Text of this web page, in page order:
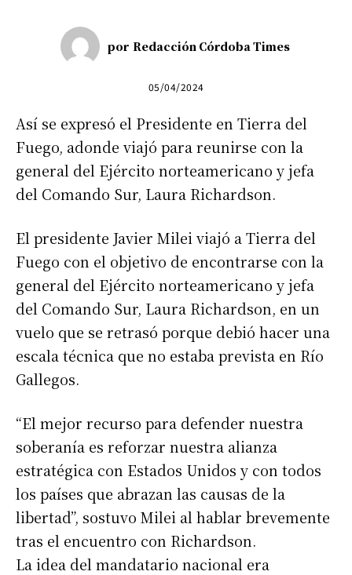
por Redacción Córdoba Times
05/04/2024
Así se expresó el Presidente en Tierra del
Fuego, adonde viajó para reunirse con la
general del Ejército norteamericano y jefa
del Comando Sur, Laura Richardson.
El presidente Javier Milei viajó a Tierra del
Fuego con el objetivo de encontrarse con la
general del Ejército norteamericano y jefa
del Comando Sur, Laura Richardson, en un
vuelo que se retrasó porque debió hacer una
escala técnica que no estaba prevista en Río
Gallegos.
“El mejor recurso para defender nuestra
soberanía es reforzar nuestra alianza
estratégica con Estados Unidos y con todos
los países que abrazan las causas de la
libertad”, sostuvo Milei al hablar brevemente
tras el encuentro con Richardson.
La idea del mandatario nacional era